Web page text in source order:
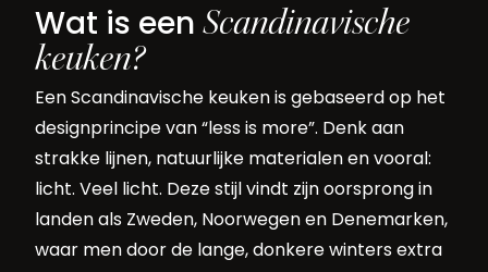
Wat is een Scandinavische
keuken?
Een Scandinavische keuken is gebaseerd op het
designprincipe van “less is more”. Denk aan
strakke lijnen, natuurlijke materialen en vooral:
licht. Veel licht. Deze stijl vindt zijn oorsprong in
landen als Zweden, Noorwegen en Denemarken,
waar men door de lange, donkere winters extra